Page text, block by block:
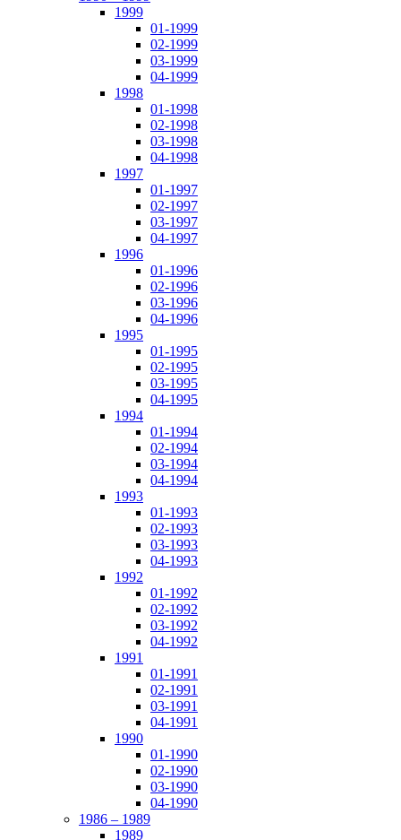
1999
01-1999
02-1999
03-1999
04-1999
1998
01-1998
02-1998
03-1998
04-1998
1997
01-1997
02-1997
03-1997
04-1997
1996
01-1996
02-1996
03-1996
04-1996
1995
01-1995
02-1995
03-1995
04-1995
1994
01-1994
02-1994
03-1994
04-1994
1993
01-1993
02-1993
03-1993
04-1993
1992
01-1992
02-1992
03-1992
04-1992
1991
01-1991
02-1991
03-1991
04-1991
1990
01-1990
02-1990
03-1990
04-1990
1986 – 1989
1989